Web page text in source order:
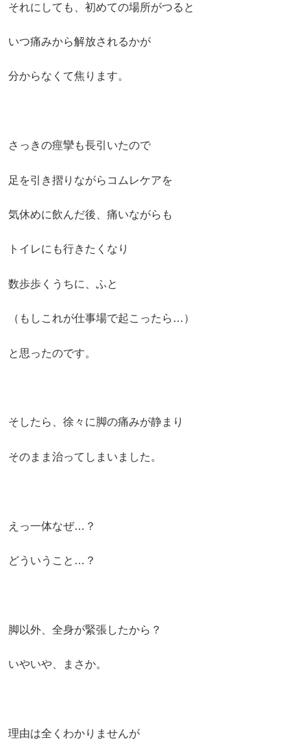
それにしても、初めての場所がつると
いつ痛みから解放されるかが
分からなくて焦ります。
さっきの痙攣も長引いたので
足を引き摺りながらコムレケアを
気休めに飲んだ後、痛いながらも
トイレにも行きたくなり
数歩歩くうちに、ふと
（もしこれが仕事場で起こったら…）
と思ったのです。
そしたら、徐々に脚の痛みが静まり
そのまま治ってしまいました。
えっ一体なぜ…？
どういうこと…？
脚以外、全身が緊張したから？
いやいや、まさか。
理由は全くわかりませんが